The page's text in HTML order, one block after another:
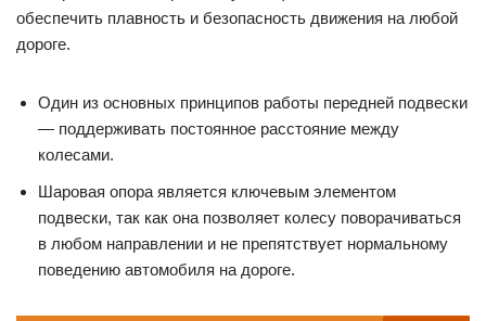
обеспечить плавность и безопасность движения на любой
дороге.
Один из основных принципов работы передней подвески
— поддерживать постоянное расстояние между
колесами.
Шаровая опора является ключевым элементом
подвески, так как она позволяет колесу поворачиваться
в любом направлении и не препятствует нормальному
поведению автомобиля на дороге.